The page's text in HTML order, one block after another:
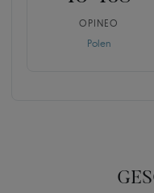
OPINEO
Polen